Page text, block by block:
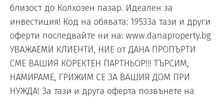
близост до Колхозен пазар. Идеален за
инвестиция! Код на обявата: 1953За тази и други
оферти последвайте ни на: www.danaproperty.bg
УВАЖАЕМИ КЛИЕНТИ, НИЕ от ДАНА ПРОПЪРТИ
СМЕ ВАШИЯ КОРЕКТЕН ПАРТНЬОР!!! ТЪРСИМ,
НАМИРАМЕ, ГРИЖИМ СЕ ЗА ВАШИЯ ДОМ ПРИ
НУЖДА! За тази и друга оферта позвънете на